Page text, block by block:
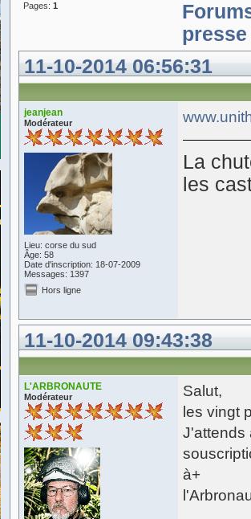
Pages: 1
presse
11-10-2014 06:56:31
jeanjean
Modérateur
Lieu: corse du sud
Âge: 58
Date d'inscription: 18-07-2009
Messages: 1397
La
les
Hors ligne
11-10-2014 09:43:38
L'ARBRONAUTE
Modérateur
Salut,
les vingt
J'attends
à+